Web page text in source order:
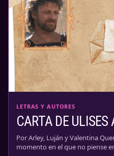
LETRAS Y AUTORES
CARTA DE ULISES
Por Arley, Luján y Valentina
momento en el que no piense